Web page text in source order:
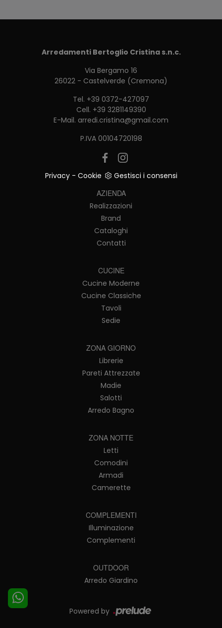
Arredamenti Bertoglio Cristina s.n.c.
Via Bergamo 16
26022 - Castelverde (Cremona)
Tel. +39 0372-427097
Cell. +39 3281149390
E-Mail. arredi.cristina@gmail.com
P.IVA 00104720198
Privacy- Cookie
Gestisci i consensi
AZIENDA
Realizzazioni
Brand
Cataloghi
Contatti
CUCINE
Cucine Moderne
Cucine Classiche
Tavoli
Sedie
ZONA GIORNO
Librerie
Pareti Attrezzate
Madie
Salotti
Arredo Bagno
ZONA NOTTE
Letti
Comodini
Armadi
Camerette
COMPLEMENTI
Illuminazione
Complementi
OUTDOOR
Arredo Giardino
Powered by